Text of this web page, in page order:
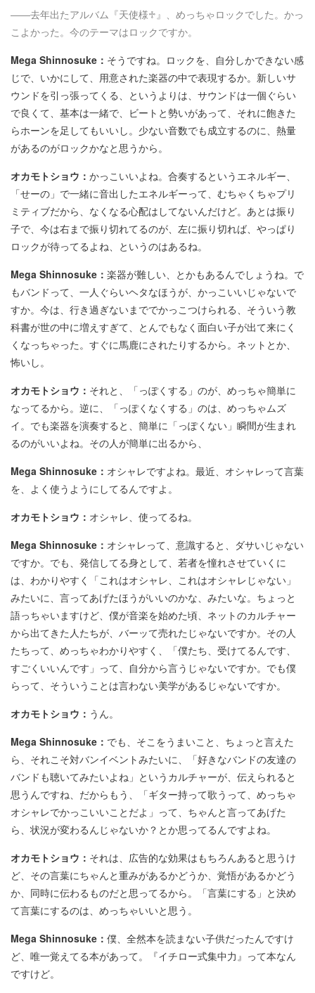
――去年出たアルバム『天使様♱』、めっちゃロックでした。かっ
こよかった。今のテーマはロックですか。
Mega Shinnosuke： そうですね。ロックを、自分しかできない感
じで、いかにして、用意された楽器の中で表現するか。新しいサ
ウンドを引っ張ってくる、というよりは、サウンドは一個ぐらい
で良くて、基本は一緒で、ビートと勢いがあって、それに飽きた
らホーンを足してもいいし。少ない音数でも成立するのに、熱量
があるのがロックかなと思うから。
オカモトショウ： かっこいいよね。合奏するというエネルギー、
「せーの」で一緒に音出したエネルギーって、むちゃくちゃプリ
ミティブだから、なくなる心配はしてないんだけど。あとは振り
子で、今は右まで振り切れてるのが、左に振り切れば、やっぱり
ロックが待ってるよね、というのはあるね。
Mega Shinnosuke： 楽器が難しい、とかもあるんでしょうね。で
もバンドって、一人ぐらいヘタなほうが、かっこいいじゃないで
すか。今は、行き過ぎないまででかっこつけられる、そういう教
科書が世の中に増えすぎて、とんでもなく面白い子が出て来にく
くなっちゃった。すぐに馬鹿にされたりするから。ネットとか、
怖いし。
オカモトショウ： それと、「っぽくする」のが、めっちゃ簡単に
なってるから。逆に、「っぽくなくする」のは、めっちゃムズ
イ。でも楽器を演奏すると、簡単に「っぽくない」瞬間が生まれ
るのがいいよね。その人が簡単に出るから、
Mega Shinnosuke： オシャレですよね。最近、オシャレって言葉
を、よく使うようにしてるんですよ。
オカモトショウ： オシャレ、使ってるね。
Mega Shinnosuke： オシャレって、意識すると、ダサいじゃない
ですか。でも、発信してる身として、若者を憧れさせていくに
は、わかりやすく「これはオシャレ、これはオシャレじゃない」
みたいに、言ってあげたほうがいいのかな、みたいな。ちょっと
語っちゃいますけど、僕が音楽を始めた頃、ネットのカルチャー
から出てきた人たちが、バーッて売れたじゃないですか。その人
たちって、めっちゃわかりやすく、「僕たち、受けてるんです、
すごくいいんです」って、自分から言うじゃないですか。でも僕
らって、そういうことは言わない美学があるじゃないですか。
オカモトショウ： うん。
Mega Shinnosuke： でも、そこをうまいこと、ちょっと言えた
ら、それこそ対バンイベントみたいに、「好きなバンドの友達の
バンドも聴いてみたいよね」というカルチャーが、伝えられると
思うんですね、だからもう、「ギター持って歌うって、めっちゃ
オシャレでかっこいいことだよ」って、ちゃんと言ってあげた
ら、状況が変わるんじゃないか？とか思ってるんですよね。
オカモトショウ： それは、広告的な効果はもちろんあると思うけ
ど、その言葉にちゃんと重みがあるかどうか、覚悟があるかどう
か、同時に伝わるものだと思ってるから。「言葉にする」と決め
て言葉にするのは、めっちゃいいと思う。
Mega Shinnosuke： 僕、全然本を読まない子供だったんですけ
ど、唯一覚えてる本があって。『イチロー式集中力』って本なん
ですけど。